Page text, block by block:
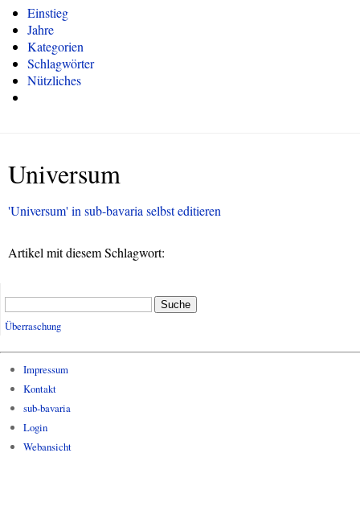
Einstieg
Jahre
Kategorien
Schlagwörter
Nützliches
Universum
'Universum' in sub-bavaria selbst editieren
Artikel mit diesem Schlagwort:
Suche
Überraschung
Impressum
Kontakt
sub-bavaria
Login
Webansicht